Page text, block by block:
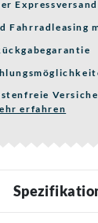
Fahrradleasing
erfahren